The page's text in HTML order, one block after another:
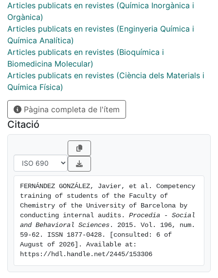
Articles publicats en revistes (Química Inorgànica i
Orgànica)
Articles publicats en revistes (Enginyeria Química i
Química Analítica)
Articles publicats en revistes (Bioquímica i
Biomedicina Molecular)
Articles publicats en revistes (Ciència dels Materials i
Química Física)
Pàgina completa de l'ítem
Citació
FERNÁNDEZ GONZÁLEZ, Javier, et al. Competency
training of students of the Faculty of
Chemistry of the University of Barcelona by
conducting internal audits. Procedia - Social
and Behavioral Sciences . 2015. Vol. 196, num.
59-62. ISSN 1877-0428. [consulted: 6 of
August of 2026]. Available at:
https://hdl.handle.net/2445/153306